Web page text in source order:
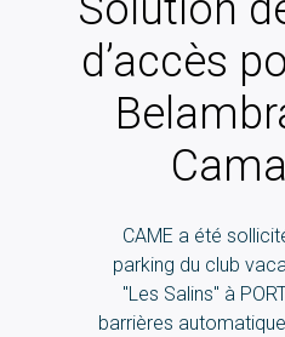
d’accès
CAME a été
parking du club
"Les Salins" à
barrières